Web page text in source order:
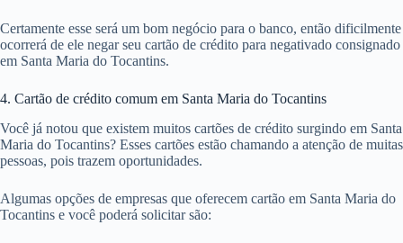
Certamente esse será um bom negócio para o banco, então dificilmente
ocorrerá de ele negar seu cartão de crédito para negativado consignado
em Santa Maria do Tocantins.
4. Cartão de crédito comum em Santa Maria do Tocantins
Você já notou que existem muitos cartões de crédito surgindo em Santa
Maria do Tocantins? Esses cartões estão chamando a atenção de muitas
pessoas, pois trazem oportunidades.
Algumas opções de empresas que oferecem cartão em Santa Maria do
Tocantins e você poderá solicitar são: